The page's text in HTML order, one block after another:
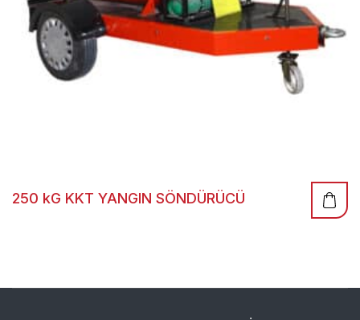
250 kG KKT YANGIN SÖNDÜRÜCÜ